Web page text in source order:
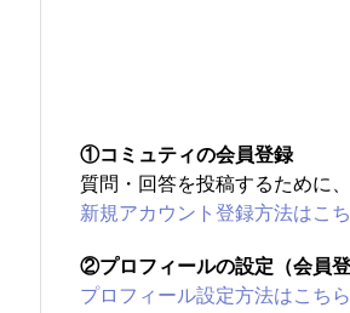
①コミュティの会員登録
質問・回答を投稿するために
新規アカウント登録方法はこ
②プロフィールの設定（会員登
プロフィール設定方法はこちら